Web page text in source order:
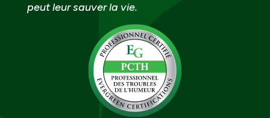
peut leur sauver la vie.